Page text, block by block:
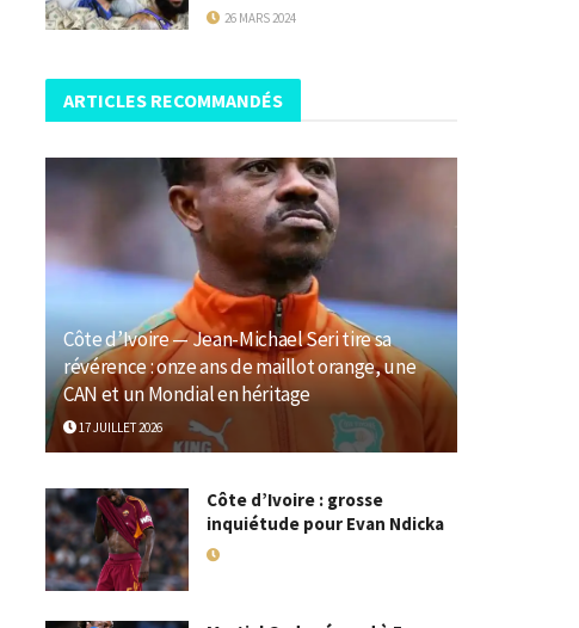
26 MARS 2024
ARTICLES RECOMMANDÉS
Côte d’Ivoire — Jean-Michael Seri tire sa
révérence : onze ans de maillot orange, une
CAN et un Mondial en héritage
17 JUILLET 2026
Côte d’Ivoire : grosse
inquiétude pour Evan Ndicka